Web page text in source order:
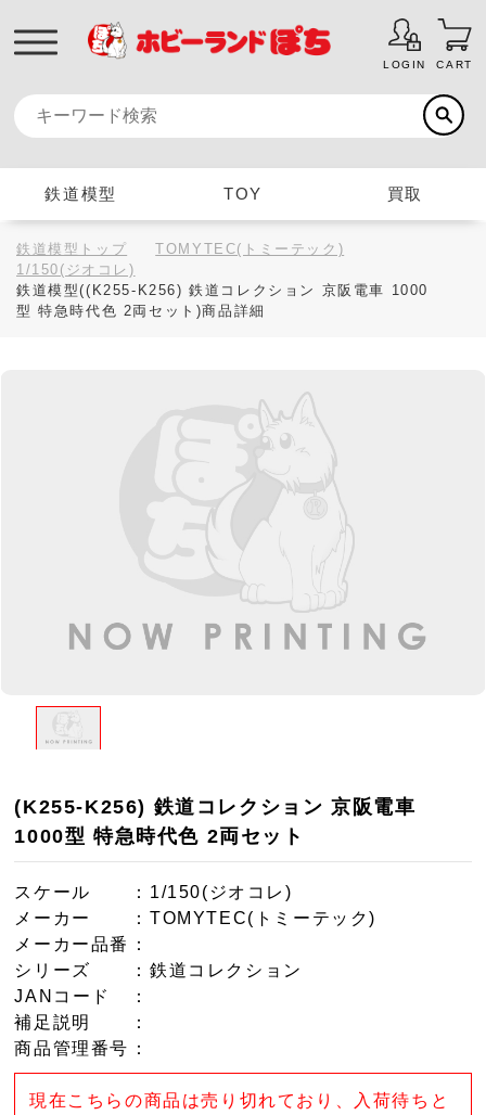
LOGIN CART
鉄道模型 TOY 買取
鉄道模型トップ
TOMYTEC(トミーテック)
1/150(ジオコレ)
鉄道模型((K255-K256) 鉄道コレクション 京阪電車 1000
型 特急時代色 2両セット)商品詳細
(K255-K256) 鉄道コレクション 京阪電車
1000型 特急時代色 2両セット
スケール
：1/150(ジオコレ)
メーカー
：TOMYTEC(トミーテック)
メーカー品番
：
シリーズ
：鉄道コレクション
JANコード
：
補足説明
：
商品管理番号 ：
現在こちらの商品は売り切れており、入荷待ちと